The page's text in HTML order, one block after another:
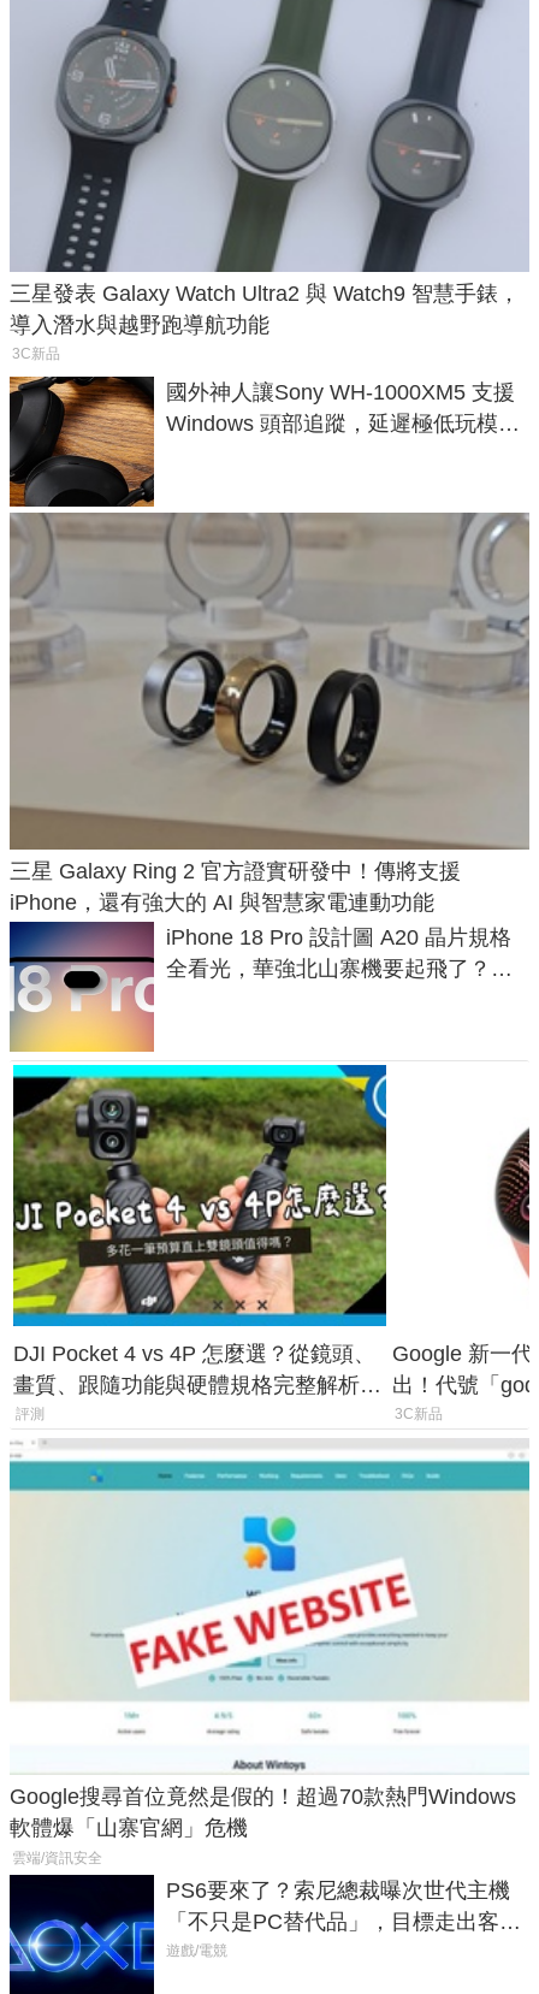
三星發表 Galaxy Watch Ultra2 與 Watch9 智慧手錶，
導入潛水與越野跑導航功能
3C新品
國外神人讓Sony WH-1000XM5 支援
Windows 頭部追蹤，延遲極低玩模擬
三星 Galaxy Ring 2 官方證實研發中！傳將支援
iPhone，還有強大的 AI 與智慧家電連動功能
iPhone 18 Pro 設計圖 A20 晶片規格
全看光，華強北山寨機要起飛了？專
DJI Pocket 4 vs 4P 怎麼選？從鏡頭、
畫質、跟隨功能與硬體規格完整解析，
一次看懂兩台差異
評測
Google 新一
出！代號「
鎖定 AI 應用
3C新品
Google搜尋首位竟然是假的！超過70款熱門Windows
軟體爆「山寨官網」危機
雲端/資訊安全
PS6要來了？索尼總裁曝次世代主機
「不只是PC替代品」，目標走出客
廳、進軍電競桌面
遊戲/電競